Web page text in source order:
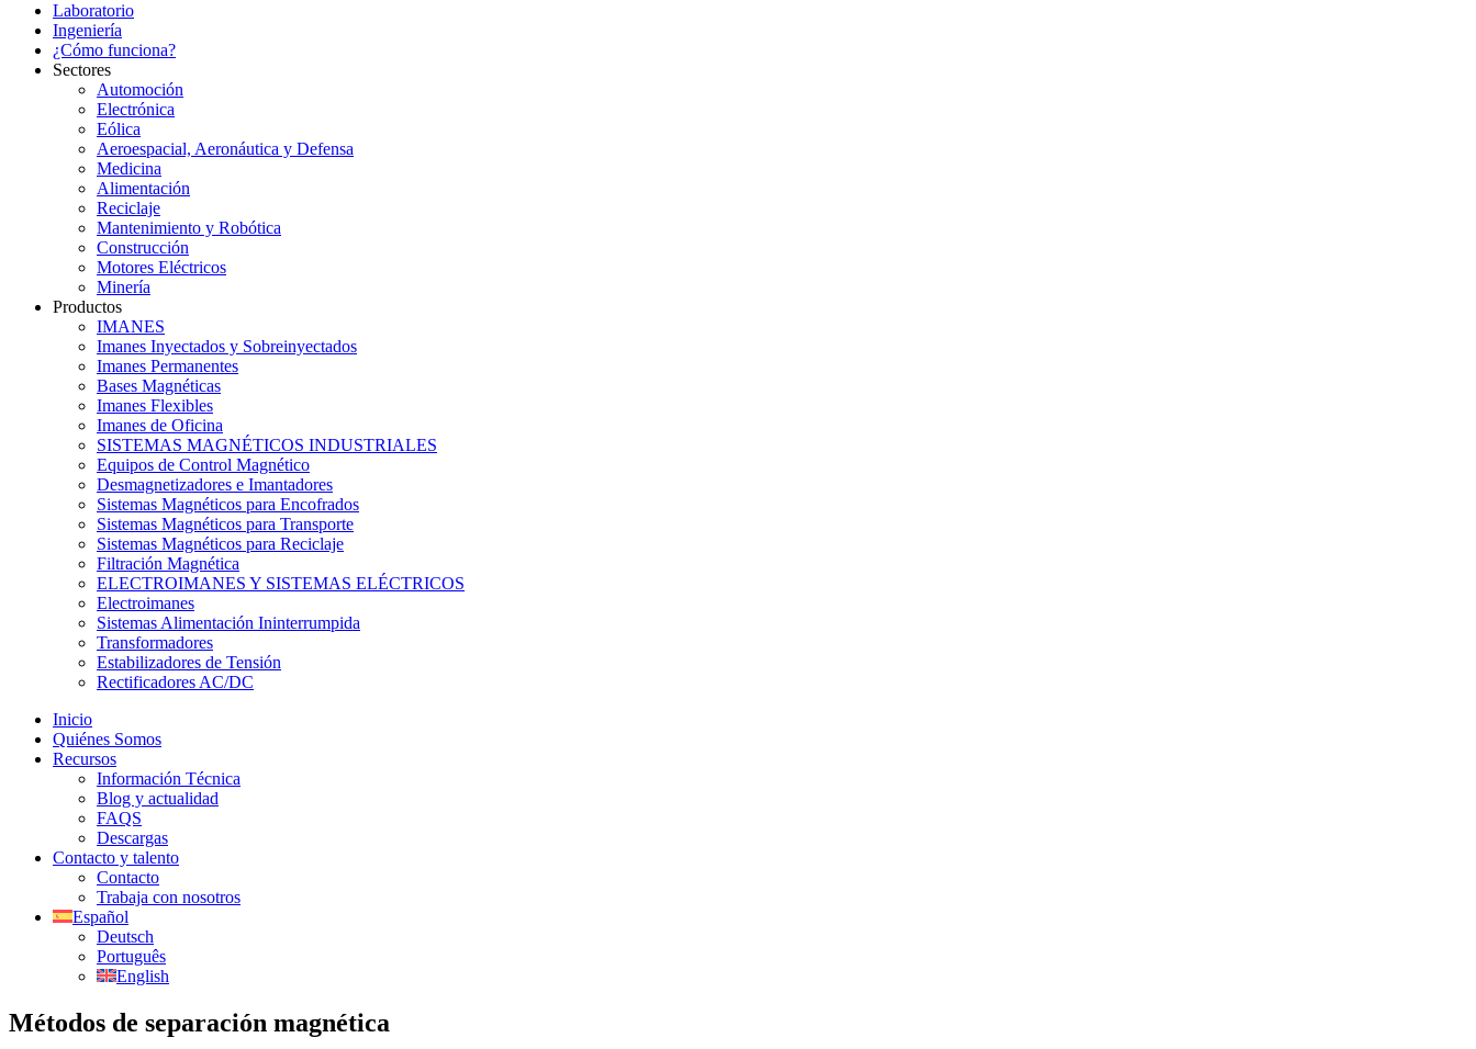
Laboratorio
Ingeniería
¿Cómo funciona?
Sectores
Automoción
Electrónica
Eólica
Aeroespacial, Aeronáutica y Defensa
Medicina
Alimentación
Reciclaje
Mantenimiento y Robótica
Construcción
Motores Eléctricos
Minería
Productos
IMANES
Imanes Inyectados y Sobreinyectados
Imanes Permanentes
Bases Magnéticas
Imanes Flexibles
Imanes de Oficina
SISTEMAS MAGNÉTICOS INDUSTRIALES
Equipos de Control Magnético
Desmagnetizadores e Imantadores
Sistemas Magnéticos para Encofrados
Sistemas Magnéticos para Transporte
Sistemas Magnéticos para Reciclaje
Filtración Magnética
ELECTROIMANES Y SISTEMAS ELÉCTRICOS
Electroimanes
Sistemas Alimentación Ininterrumpida
Transformadores
Estabilizadores de Tensión
Rectificadores AC/DC
Inicio
Quiénes Somos
Recursos
Información Técnica
Blog y actualidad
FAQS
Descargas
Contacto y talento
Contacto
Trabaja con nosotros
Español
Deutsch
Português
English
Métodos de separación magnética